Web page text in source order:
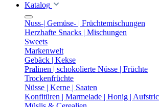
Katalog
Nuss-| Gemüse- | Früchtemischungen
Herzhafte Snacks | Mischungen
Sweets
Markenwelt
Gebäck | Kekse
Pralinen | schokolierte Nüsse | Früchte
Trockenfrüchte
Nüsse | Kerne | Saaten
Konfitüren | Marmelade | Honig |